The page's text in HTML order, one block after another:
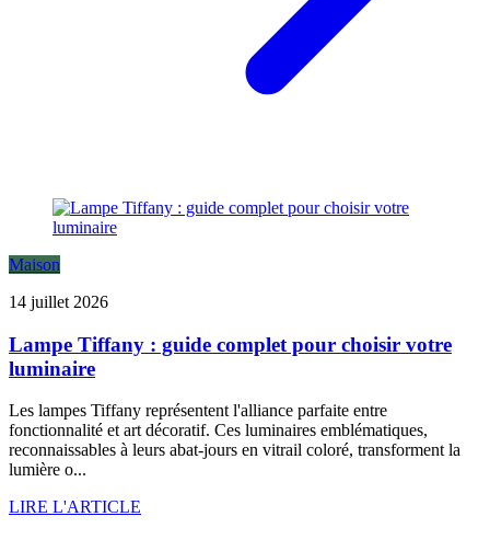
Maison
14 juillet 2026
Lampe Tiffany : guide complet pour choisir votre
luminaire
Les lampes Tiffany représentent l'alliance parfaite entre
fonctionnalité et art décoratif. Ces luminaires emblématiques,
reconnaissables à leurs abat-jours en vitrail coloré, transforment la
lumière o...
LIRE L'ARTICLE